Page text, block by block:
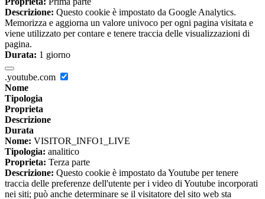
Descrizione: Questo cookie è impostato da Google Analytics.
Memorizza e aggiorna un valore univoco per ogni pagina visitata e
viene utilizzato per contare e tenere traccia delle visualizzazioni di
pagina.
Durata: 1 giorno
.youtube.com
Nome
Tipologia
Proprieta
Descrizione
Durata
Nome: VISITOR_INFO1_LIVE
Tipologia: analitico
Proprieta: Terza parte
Descrizione: Questo cookie è impostato da Youtube per tenere
traccia delle preferenze dell'utente per i video di Youtube incorporati
nei siti; può anche determinare se il visitatore del sito web sta